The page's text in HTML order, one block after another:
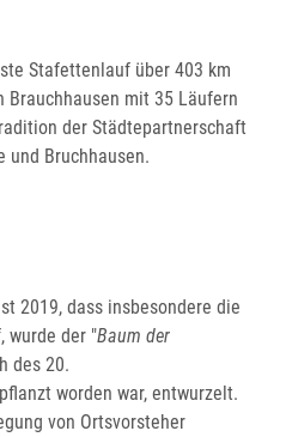
Stafettenlauf über 403 km
Brauchhausen mit 35 Läufern
der Städtepartnerschaft
und Bruchhausen.
2019, dass insbesondere die
wurde der "Baum der
des 20.
worden war, entwurzelt.
von Ortsvorsteher